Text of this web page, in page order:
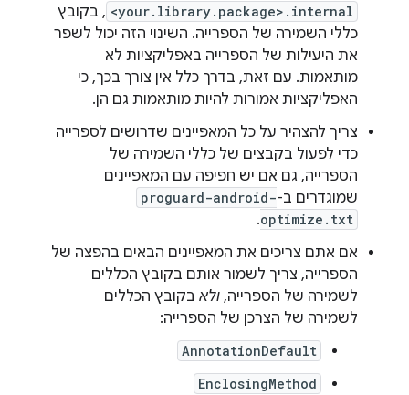
<your.library.package>.internal , בקובץ
כללי השמירה של הספרייה. השינוי הזה יכול לשפר
את היעילות של הספרייה באפליקציות לא
מותאמות. עם זאת, בדרך כלל אין צורך בכך, כי
האפליקציות אמורות להיות מותאמות גם הן.
צריך להצהיר על כל המאפיינים שדרושים לספרייה
כדי לפעול בקבצים של כללי השמירה של
הספרייה, גם אם יש חפיפה עם המאפיינים
שמוגדרים ב-proguard-android-
optimize.txt
.
אם אתם צריכים את המאפיינים הבאים בהפצה של
הספרייה, צריך לשמור אותם בקובץ הכללים
לשמירה של הספרייה, ולא בקובץ הכללים
לשמירה של הצרכן של הספרייה:
AnnotationDefault
EnclosingMethod